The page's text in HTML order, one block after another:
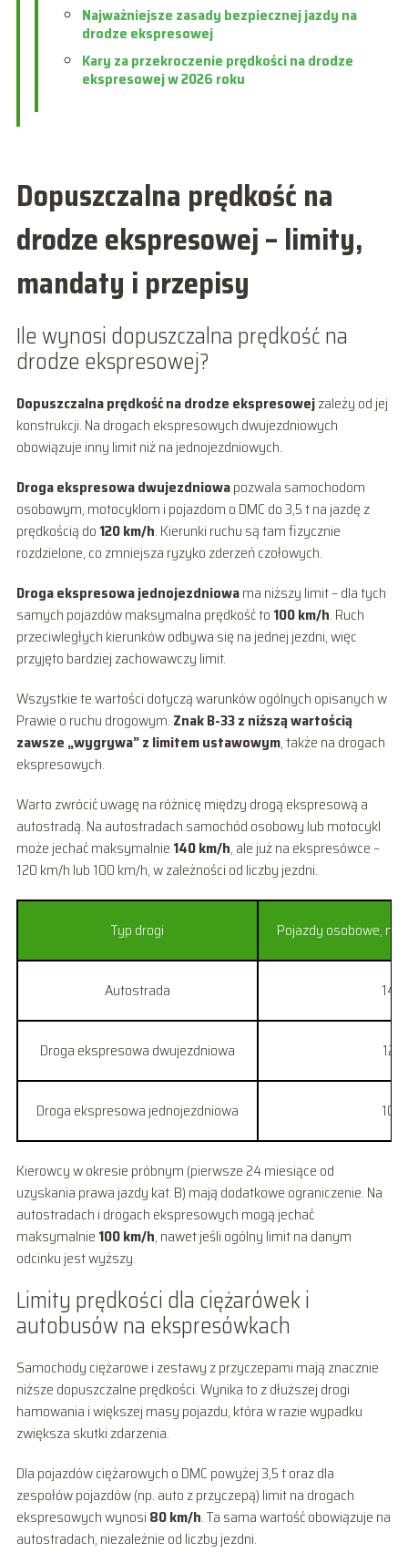
Najważniejsze zasady bezpiecznej jazdy na
drodze ekspresowej
Kary za przekroczenie prędkości na drodze
ekspresowej w 2026 roku
Dopuszczalna prędkość na
drodze ekspresowej – limity,
mandaty i przepisy
Ile wynosi dopuszczalna prędkość na
drodze ekspresowej?
Dopuszczalna prędkość na drodze ekspresowejzależy od jej
konstrukcji. Na drogach ekspresowych dwujezdniowych
obowiązuje inny limit niż na jednojezdniowych.
Droga ekspresowa dwujezdniowapozwala samochodom
osobowym, motocyklom i pojazdom o DMC do 3,5 t na jazdę z
prędkością do 120 km/h. Kierunki ruchu są tam fizycznie
rozdzielone, co zmniejsza ryzyko zderzeń czołowych.
Droga ekspresowa jednojezdniowama niższy limit – dla tych
samych pojazdów maksymalna prędkość to 100 km/h. Ruch
przeciwległych kierunków odbywa się na jednej jezdni, więc
przyjęto bardziej zachowawczy limit.
Wszystkie te wartości dotyczą warunków ogólnych opisanych w
Prawie o ruchu drogowym. Znak B-33 z niższą wartością
zawsze „wygrywa” z limitem ustawowym, także na drogach
ekspresowych.
Warto zwrócić uwagę na różnicę między drogą ekspresową a
autostradą. Na autostradach samochód osobowy lub motocykl
może jechać maksymalnie 140 km/h, ale już na ekspresówce –
120 km/h lub 100 km/h, w zależności od liczby jezdni.
Typ drogi Pojazdy osobowe,
Autostrada
Droga ekspresowa dwujezdniowa
Droga ekspresowa jednojezdniowa
Kierowcy w okresie próbnym (pierwsze 24 miesiące od
uzyskania prawa jazdy kat. B) mają dodatkowe ograniczenie. Na
autostradach i drogach ekspresowych mogą jechać
maksymalnie 100 km/h, nawet jeśli ogólny limit na danym
odcinku jest wyższy.
Limity prędkości dla ciężarówek i
autobusów na ekspresówkach
Samochody ciężarowe i zestawy z przyczepami mają znacznie
niższe dopuszczalne prędkości. Wynika to z dłuższej drogi
hamowania i większej masy pojazdu, która w razie wypadku
zwiększa skutki zdarzenia.
Dla pojazdów ciężarowych o DMC powyżej 3,5 t oraz dla
zespołów pojazdów (np. auto z przyczepą) limit na drogach
ekspresowych wynosi 80 km/h. Ta sama wartość obowiązuje na
autostradach, niezależnie od liczby jezdni.